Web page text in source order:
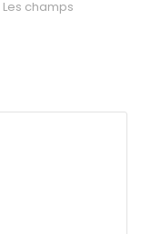
Les champs